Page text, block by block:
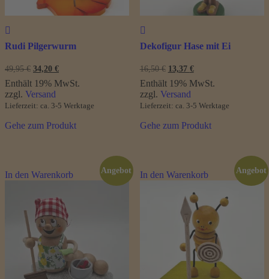
Rudi Pilgerwurm
49,95€ Ursprünglicher
Preis
war:
49,95 €
34,20 €Aktueller
Preis
ist:
Enthält 19% MwSt.
zzgl. Versand
Lieferzeit: ca. 3-5 Werktage
Gehe zum Produkt
Dekofigur Hase mit Ei
16,50€ Ursprünglicher
Preis
war:
16,50 €
13,37 €Aktueller
Preis
ist:
Enthält 19% MwSt.
zzgl. Versand
Lieferzeit: ca. 3-5 Werktage
Gehe zum Produkt
In den Warenkorb Angebot In den Warenkorb Angebot